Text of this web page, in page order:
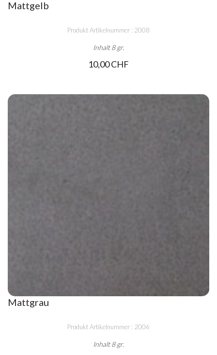
Mattgelb
Produkt Artikelnummer : 2008
Inhalt 8 gr.
10,00 CHF
Mattgrau
Produkt Artikelnummer : 2006
Inhalt 8 gr.